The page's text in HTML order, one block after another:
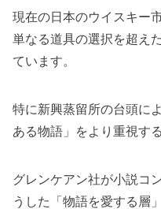
現在の日本のウイスキー
単なる道具の選択を超え
ています。
特に新興蒸留所の台頭に
ある物語」をより重視す
グレンケアン社が小説コ
うした「物語を愛する層